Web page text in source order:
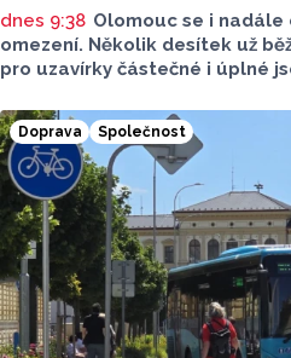
dnes 9:38 Olomouc se i nadále
omezení. Několik desítek už
pro uzavírky částečné i úplné
Doprava Společnost